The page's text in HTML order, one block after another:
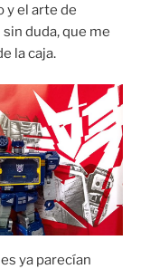
y el arte de
duda, que me
la caja.
ya parecían